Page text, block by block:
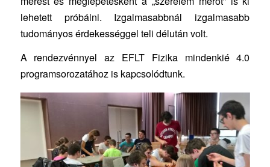
lehetett próbálni. Izgalmasabbnál izgalmasabb
tudományos érdekességgel teli délután volt.
A rendezvénnyel az EFLT Fizika mindenkié 4.0
programsorozatához is kapcsolódtunk.